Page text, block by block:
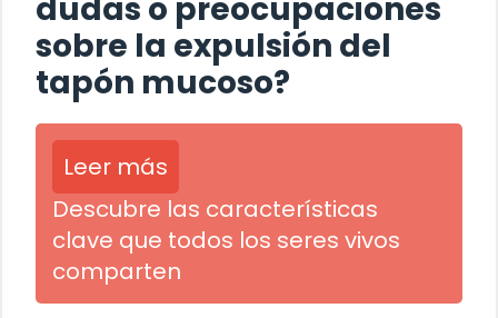
dudas o preocupaciones
sobre la expulsión del
tapón mucoso?
Leer más
Descubre las características
clave que todos los seres vivos
comparten